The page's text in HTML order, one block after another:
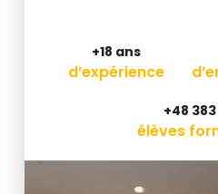
+18 ans
d’expérience
+48 383
élèves